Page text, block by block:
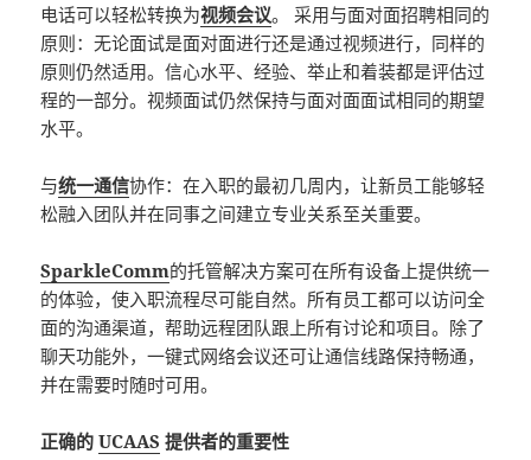
电话可以轻松转换为视频会议。 采用与面对面招聘相同的
原则：无论面试是面对面进行还是通过视频进行，同样的
原则仍然适用。信心水平、经验、举止和着装都是评估过
程的一部分。视频面试仍然保持与面对面面试相同的期望
水平。
与统一通信协作：在入职的最初几周内，让新员工能够轻
松融入团队并在同事之间建立专业关系至关重要。
SparkleComm的托管解决方案可在所有设备上提供统一
的体验，使入职流程尽可能自然。所有员工都可以访问全
面的沟通渠道，帮助远程团队跟上所有讨论和项目。除了
聊天功能外，一键式网络会议还可让通信线路保持畅通，
并在需要时随时可用。
正确的UCAAS 提供者的重要性